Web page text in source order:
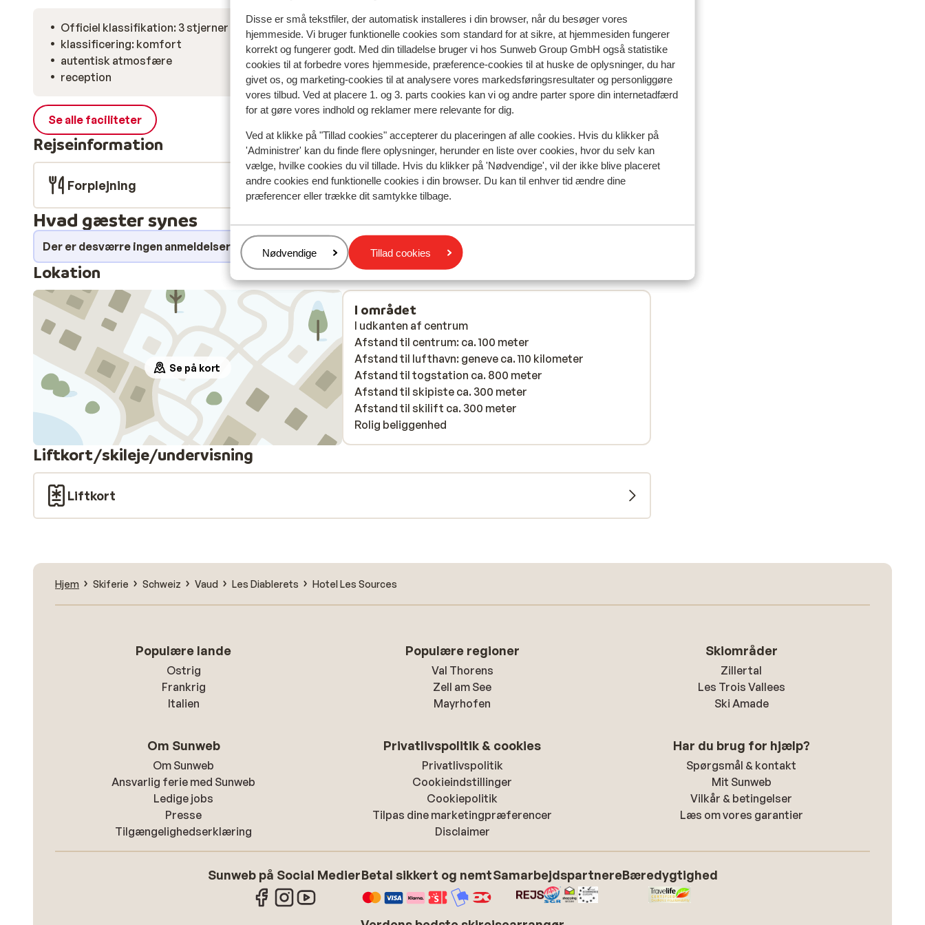
Disse er små tekstfiler, der automatisk installeres i din browser, når du besøger vores
hjemmeside. Vi bruger funktionelle cookies som standard for at sikre, at hjemmesiden fungerer
korrekt og fungerer godt. Med din tilladelse bruger vi hos Sunweb Group GmbH også statistike
cookies til at forbedre vores hjemmeside, præference-cookies til at huske de oplysninger, du har
givet os, og marketing-cookies til at analysere vores markedsføringsresultater og personliggøre
vores tilbud. Ved at placere 1. og 3. parts cookies kan vi og andre parter spore din internetadfærd
for at gøre vores indhold og reklamer mere relevante for dig.
Ved at klikke på "Tillad cookies" accepterer du placeringen af alle cookies. Hvis du klikker på
'Administrer' kan du finde flere oplysninger, herunder en liste over cookies, hvor du selv kan
vælge, hvilke cookies du vil tillade. Hvis du klikker på 'Nødvendige', vil der ikke blive placeret
andre cookies end funktionelle cookies i din browser. Du kan til enhver tid ændre dine
præferencer eller trække dit samtykke tilbage.
Administrer
Nødvendige Tillad cookies
Officiel klassifikation: 3 stjerner
klassificering: komfort
autentisk atmosfære
reception
elevator
safetybox
spisesteder: restaurant
barer: bar
Se alle faciliteter
Rejseinformation
Forplejning
Hvad gæster synes
Der er desværre ingen anmeldelser for dette overnatningssted i øjeblikket.
Lokation
Se på kort
I området
I udkanten af centrum
Afstand til centrum: ca. 100 meter
Afstand til lufthavn: geneve ca. 110 kilometer
Afstand til togstation ca. 800 meter
Afstand til skipiste ca. 300 meter
Afstand til skilift ca. 300 meter
Rolig beliggenhed
Liftkort/skileje/undervisning
Liftkort
Hjem Skiferie Schweiz Vaud Les Diablerets Hotel Les Sources
Populære lande
Ostrig
Frankrig
Italien
Populære regioner
Val Thorens
Zell am See
Mayrhofen
Skiområder
Zillertal
Les Trois Vallees
Ski Amade
Om Sunweb
Om Sunweb
Ansvarlig ferie med Sunweb
Ledige jobs
Presse
Tilgængelighedserklæring
Privatlivspolitik & cookies
Privatlivspolitik
Cookieindstillinger
Cookiepolitik
Tilpas dine marketingpræferencer
Disclaimer
Har du brug for hjælp?
Spørgsmål & kontakt
Mit Sunweb
Vilkår & betingelser
Læs om vores garantier
Sunweb på Social MedierBetal sikkert og nemtSamarbejdspartnereBæredygtighed